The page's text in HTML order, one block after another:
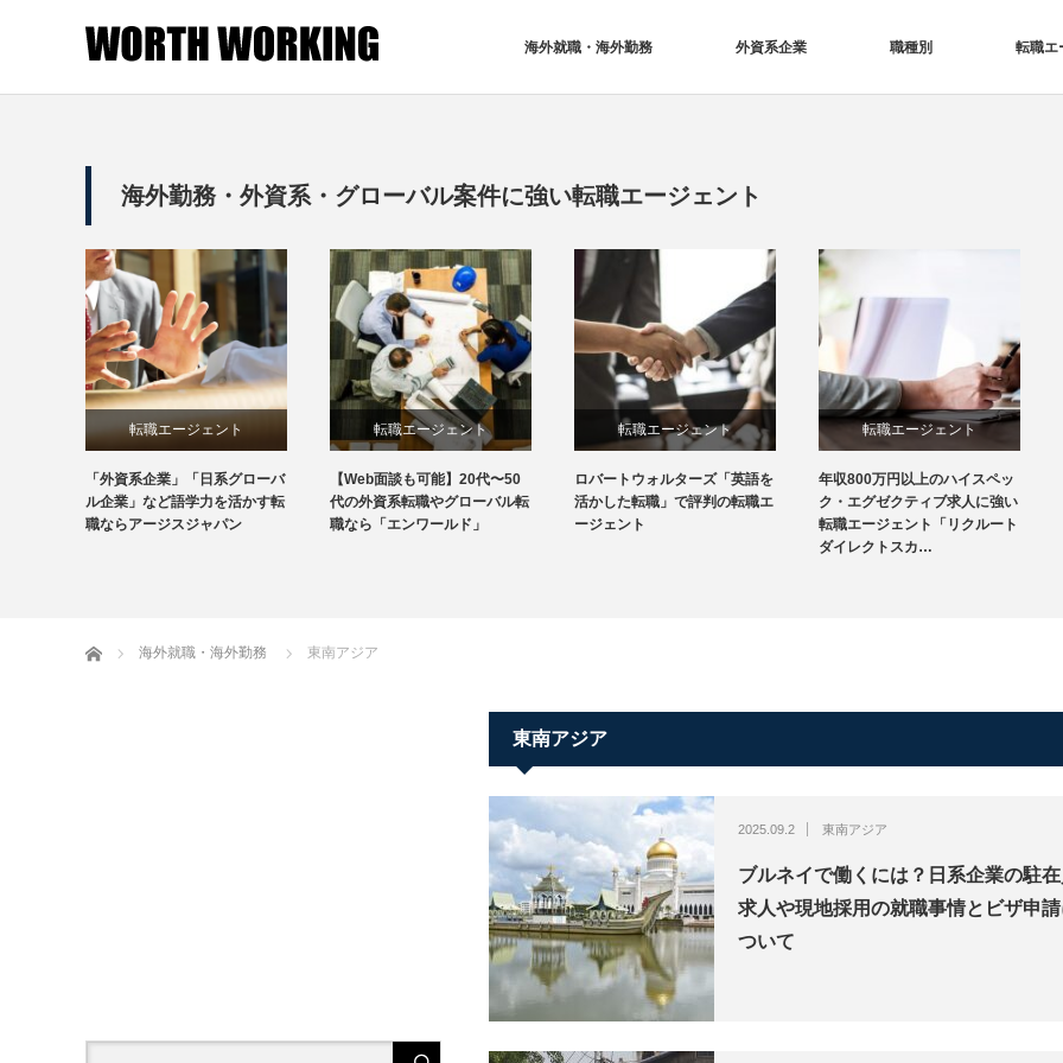
海外就職・海外勤務 外資系企業 職種別 転職エ
海外勤務・外資系・グローバル案件に強い転職エージェント
転職エージェント
「外資系企業」「日系グローバ
ル企業」など語学力を活かす転
職ならアージスジャパン
転職エージェント
【Web面談も可能】20代〜50
代の外資系転職やグローバル転
職なら「エンワールド」
転職エージェント
ロバートウォルターズ「英語を
活かした転職」で評判の転職エ
ージェント
転職エージェント
年収800万円以上のハイスペッ
ク・エグゼクティブ求人に強い
転職エージェント「リクルート
ダイレクトスカ…
ホーム 海外就職・海外勤務 東南アジア
東南アジア
2025.09.2 東南アジア
ブルネイで働くには？日系企業の駐
求人や現地採用の就職事情とビザ申
ついて